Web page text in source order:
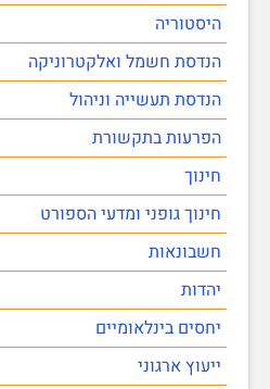
היסטוריה
הנדסת חשמל ואלקטרוניקה
הנדסת תעשייה וניהול
הפרעות בתקשורת
חינוך
חינוך גופני ומדעי הספורט
חשבונאות
יהדות
יחסים בינלאומיים
ייעוץ ארגוני